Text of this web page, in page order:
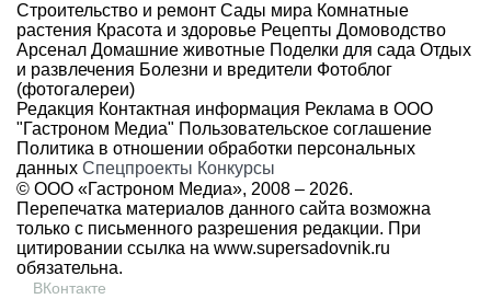
Строительство и ремонт Сады мира Комнатные
растения Красота и здоровье Рецепты Домоводство
Арсенал Домашние животные Поделки для сада Отдых
и развлечения Болезни и вредители Фотоблог
(фотогалереи)
Редакция Контактная информация Реклама в ООО
"Гастроном Медиа" Пользовательское соглашение
Политика в отношении обработки персональных
данных Спецпроекты Конкурсы
© ООО «Гастроном Медиа», 2008 – 2026.
Перепечатка материалов данного сайта возможна
только с письменного разрешения редакции. При
цитировании ссылка на www.supersadovnik.ru
обязательна.
ВКонтакте